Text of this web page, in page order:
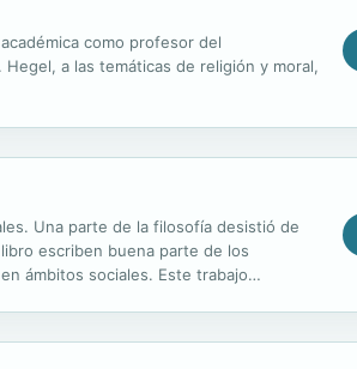
como profesor del
a las temáticas de religión y moral,
Una parte de la filosofía desistió de
escriben buena parte de los
ámbitos sociales. Este trabajo